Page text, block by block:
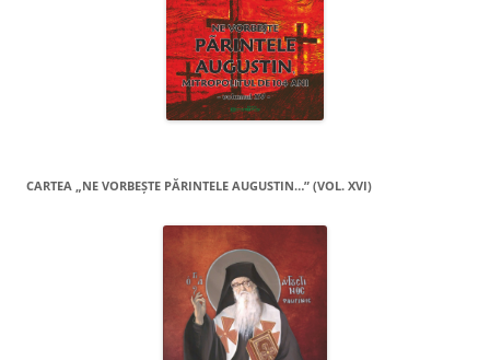
CARTEA „NE VORBEŞTE PĂRINTELE AUGUSTIN…” (VOL. XVI)